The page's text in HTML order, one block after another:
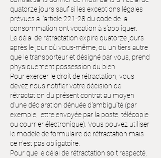
quatorze jours sauf si les exceptions légales
prévues à l’article 221-28 du code de la
consommation ont vocation à s’appliquer.
Le délai de rétractation expire quatorze jours
après le jour où vous-même, ou un tiers autre
que le transporteur et désigné par vous, prend
physiquement possession du bien.
Pour exercer le droit de rétractation, vous
devez nous notifier votre décision de
rétractation du présent contrat au moyen
d'une déclaration dénuée d'ambiguïté (par
exemple, lettre envoyée par la poste, télécopie
ou courrier électronique). Vous pouvez utiliser
le modèle de formulaire de rétractation mais
ce n'est pas obligatoire.
Pour que le délai de rétractation soit respecté,